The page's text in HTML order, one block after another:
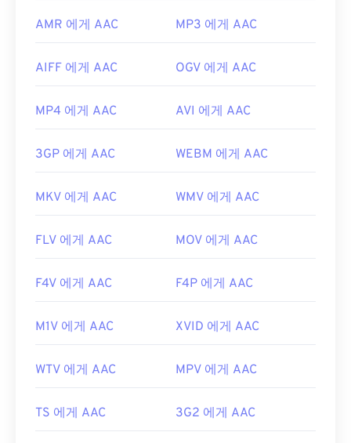
AMR 에게 AAC MP3 에게 AAC
AIFF 에게 AAC OGV 에게 AAC
MP4 에게 AAC AVI 에게 AAC
3GP 에게 AAC WEBM 에게 AAC
MKV 에게 AAC WMV 에게 AAC
FLV 에게 AAC MOV 에게 AAC
F4V 에게 AAC F4P 에게 AAC
M1V 에게 AAC XVID 에게 AAC
WTV 에게 AAC MPV 에게 AAC
TS 에게 AAC 3G2 에게 AAC